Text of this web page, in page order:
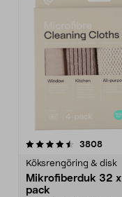
3808
Köksrengöring & disk
Mikrofiberduk 32
pack
4.0av 5 stjärnor